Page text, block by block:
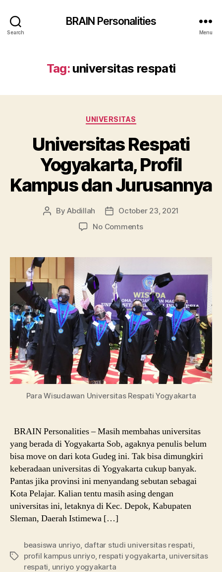
Search
BRAIN Personalities
Menu
Tag: universitas respati
Categories
UNIVERSITAS
Universitas Respati
Yogyakarta, Profil
Kampus dan Jurusannya
PostByAbdillah
Post
date
October 23, 2021
No Commentson
Yogyakarta,
Kampus
dan
Jurusannya
Para Wisudawan Universitas Respati Yogyakarta
BRAIN Personalities – Masih membahas universitas
yang berada di Yogyakarta Sob, agaknya penulis belum
bisa move on dari kota Gudeg ini. Tak bisa dimungkiri
keberadaan universitas di Yogyakarta cukup banyak.
Pantas jika provinsi ini menyandang sebutan sebagai
Kota Pelajar. Kalian tentu masih asing dengan
universitas ini, letaknya di Kec. Depok, Kabupaten
Sleman, Daerah Istimewa […]
Tags
beasiswa unriyo daftar studi universitas respati
profil kampus unriyo, respati yogyakarta universitas
respati unriyo yogyakarta